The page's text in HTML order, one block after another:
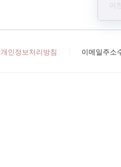
이
개인정보처리방침 이메일주소